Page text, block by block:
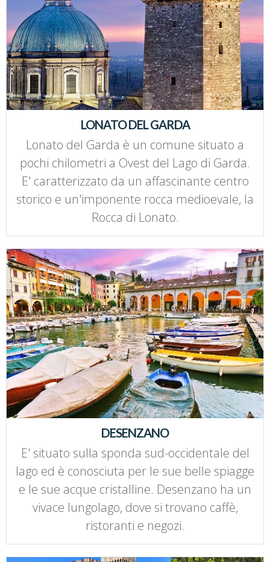
LONATO DEL GARDA
Lonato del Garda è un comune situato a
pochi chilometri a Ovest del Lago di Garda.
E' caratterizzato da un affascinante centro
storico e un'imponente rocca medioevale, la
Rocca di Lonato.
DESENZANO
E' situato sulla sponda sud-occidentale del
lago ed è conosciuta per le sue belle spiagge
e le sue acque cristalline. Desenzano ha un
vivace lungolago, dove si trovano caffè,
ristoranti e negozi.